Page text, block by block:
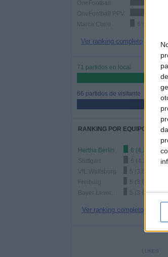
OneFootball
OneFootball PPV
Marca Claro
6 (4,38%)
Ver ranking completo
71 partidos en local
66 partidos de visitante
RANKING POR EQUIPOS
Hertha Berlin
6 (4,38%)
Stuttgart
6 (4,38%)
VfL Wolfsburg
5 (3,65%)
Freiburg
5 (3,65%)
5 (3,65%)
Ver ranking completo
LUNES